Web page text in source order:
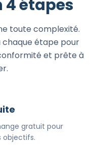
4 étapes
toute complexité.
chaque étape pour
et prête à
gratuit pour
objectifs.